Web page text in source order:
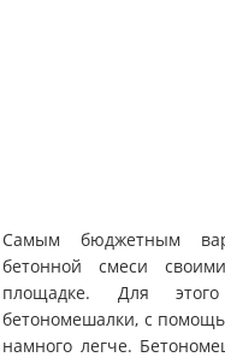
Самым бюджетным
бетонной смеси
площадке. Для
бетономешалки, с
намного легче.